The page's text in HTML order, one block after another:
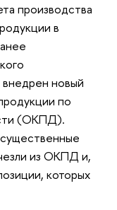
производства
в
новый
по
(ОКПД).
из ОКПД и,
которых